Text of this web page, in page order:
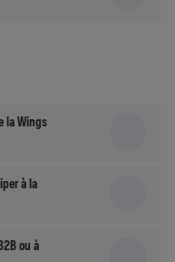
la Wings
à la
ou à